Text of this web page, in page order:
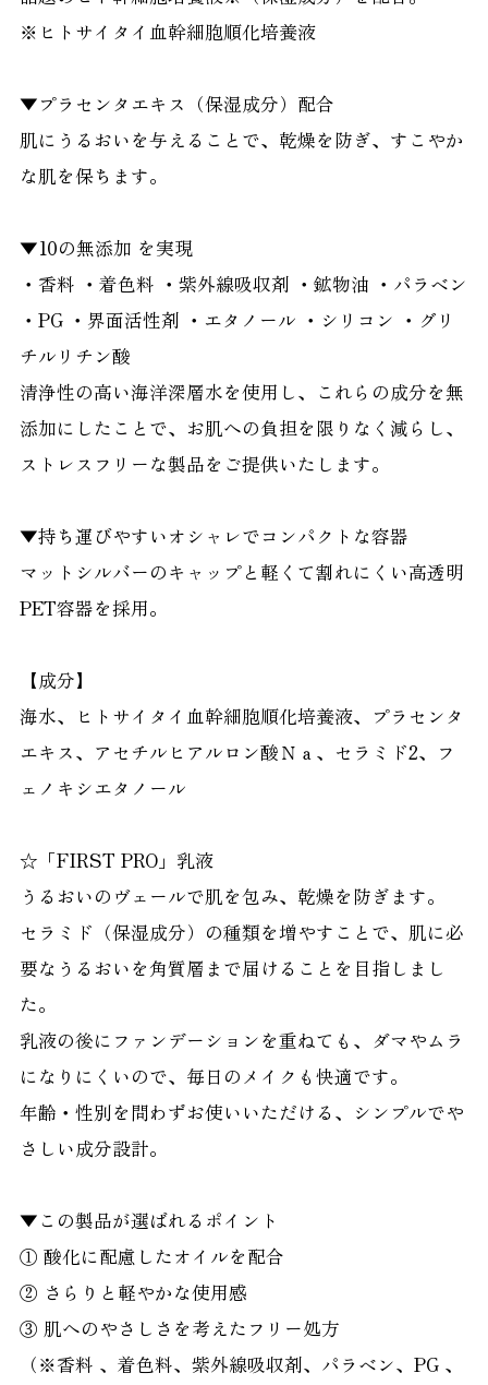
※ヒトサイタイ血幹細胞順化培養液
▼プラセンタエキス（保湿成分）配合
肌にうるおいを与えることで、乾燥を防ぎ、すこやか
な肌を保ちます。
▼10の無添加 を実現
・香料 ・着色料 ・紫外線吸収剤 ・鉱物油 ・パラベン
・PG ・界面活性剤 ・エタノール ・シリコン ・グリ
チルリチン酸
清浄性の高い海洋深層水を使用し、これらの成分を無
添加にしたことで、お肌への負担を限りなく減らし、
ストレスフリーな製品をご提供いたします。
▼持ち運びやすいオシャレでコンパクトな容器
マットシルバーのキャップと軽くて割れにくい高透明
PET容器を採用。
【成分】
海水、ヒトサイタイ血幹細胞順化培養液、プラセンタ
エキス、アセチルヒアルロン酸Ｎａ、セラミド2、フ
ェノキシエタノール
☆「FIRST PRO」乳液
うるおいのヴェールで肌を包み、乾燥を防ぎます。
セラミド（保湿成分）の種類を増やすことで、肌に必
要なうるおいを角質層まで届けることを目指しまし
た。
乳液の後にファンデーションを重ねても、ダマやムラ
になりにくいので、毎日のメイクも快適です。
年齢・性別を問わずお使いいただける、シンプルでや
さしい成分設計。
▼この製品が選ばれるポイント
① 酸化に配慮したオイルを配合
② さらりと軽やかな使用感
③ 肌へのやさしさを考えたフリー処方
（※香料 、着色料、紫外線吸収剤、パラベン、PG 、